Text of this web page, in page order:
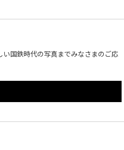
国鉄時代の写真までみなさまのご応